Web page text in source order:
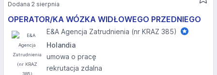
OPERATOR/KA WÓZKA WIDŁOWEGO PRZEDNIEGO
E&A Agencja Zatrudnienia (nr KRAZ 385)
Holandia
umowa o pracę
rekrutacja zdalna
Dodana 2 sierpnia